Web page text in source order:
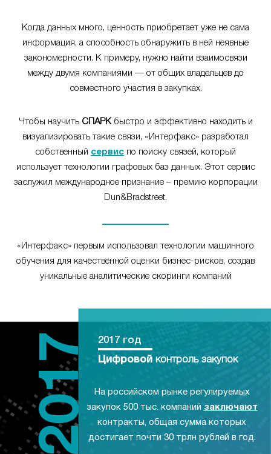
Когда данных много, ценность приобретает уже не сама
информация, а способность обнаружить в ней неявные
закономерности. К примеру, нужно найти взаимосвязи
между двумя компаниями — от общих владельцев до
совместного участия в закупках.
Чтобы научить СПАРКбыстро и эффективно находить и
визуализировать такие связи, «Интерфакс» разработал
собственный сервис по поиску связей, который
использует технологии графовых баз данных. Этот сервис
заслужил международное признание – премию корпорации
Dun&Bradstreet.
«Интерфакс» первым использовал технологии машинного
обучения для качественной оценки бизнес-рисков, создав
уникальные аналитические скоринги компаний
2017 год
Цифровой контроль закупок
На российском рынке регулируемых
закупок 500 тыс. компаний заключают
контракты, общая сумма которых
достигает почти 30 трлн рублей в год.